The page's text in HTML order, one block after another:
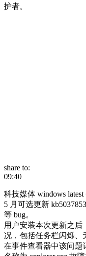
护者。
share to:
09:40
科技媒体 windows
5 月可选更新
等 bug。
用户安装本次更新之
况，包括任务栏闪烁、
在事件查看器中该问题